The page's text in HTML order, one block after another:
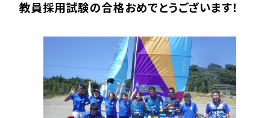
教員採用試験の合格おめでとうございます！